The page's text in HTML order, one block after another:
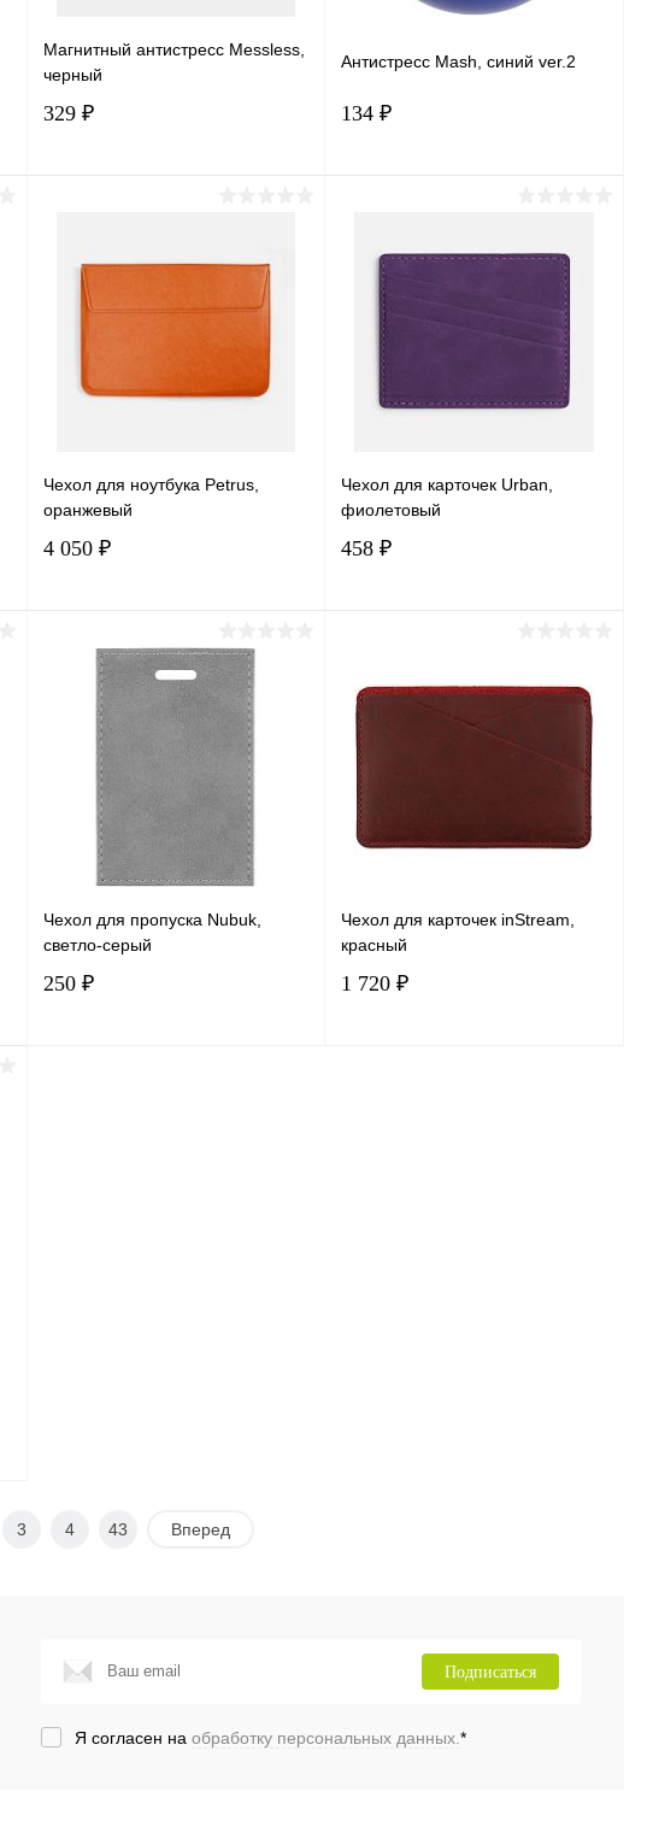
Магнитный антистресс Messless,
черный
329 ₽
Купить в 1 клик Сравнение
В избранное
Антистресс Mash, синий ver.2
134 ₽
Купить в 1 клик Сравнение
В избранное В наличии
Чехол для ноутбука Petrus,
оранжевый
4 050 ₽
В корзину
Купить в 1 клик Сравнение
В избранное В наличии
Чехол для карточек Urban,
фиолетовый
458 ₽
Сравнение
В наличии
Чехол для пропуска Nubuk,
светло-серый
250 ₽
Чехол для карточек inStream,
красный
1 720 ₽
3 4 43 Вперед
Подписаться
Я согласен на обработку персональных данных. *